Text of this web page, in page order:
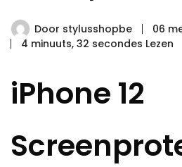
Door stylusshopbe
06
4 minuuts, 32 secondes Lezen
iPhone 12